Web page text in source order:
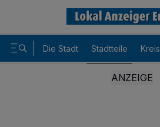
Die Stadt Stadtteile Kreis